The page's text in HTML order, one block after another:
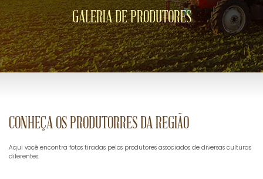
GALERIA DE PRODUTORES
CONHEÇA OS PRODUTORRES DA REGIÃO
Aqui você encontra fotos tiradas pelos produtores associados de diversas culturas
diferentes.